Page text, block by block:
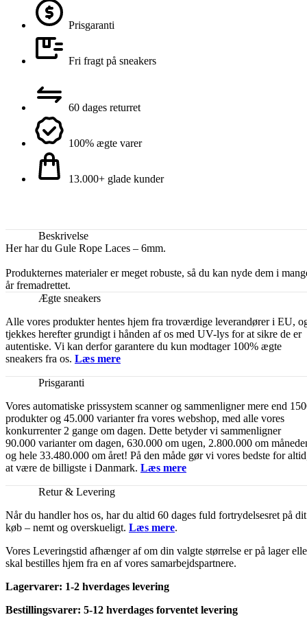
Prisgaranti
Fri fragt på sneakers
60 dages returret
100% ægte varer
13.000+ glade kunder
Beskrivelse
Her har du Gule Rope Laces – 6mm.
Produkternes materialer er meget robuste, så du kan nyde dem i
år fremadrettet.
Ægte sneakers
Alle vores produkter hentes hjem fra troværdige leverandører i EU,
tjekkes herefter grundigt i hånden af os med UV-lys for at sikre de er
autentiske. Vi kan derfor garantere du kun modtager 100% ægte
sneakers fra os. Læs mere
Prisgaranti
Vores automatiske prissystem scanner og sammenligner mere end
produkter og 45.000 varianter fra vores webshop, med alle vores
konkurrenter 2 gange om dagen. Dette betyder vi sammenligner
90.000 varianter om dagen, 630.000 om ugen, 2.800.000 om
og hele 33.480.000 om året! På den måde gør vi vores bedste for
at være de billigste i Danmark. Læs mere
Retur & Levering
Når du handler hos os, har du altid 60 dages fuld fortrydelsesret på dit
køb – nemt og overskueligt. Læs mere.
Vores Leveringstid afhænger af om din valgte størrelse er på lager
skal bestilles hjem fra en af vores samarbejdspartnere.
Lagervarer: 1-2 hverdages levering
Bestillingsvarer: 5-12 hverdages forventet levering